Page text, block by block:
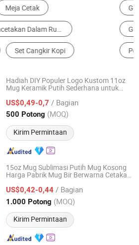
Gelas & Gelas Sekali Pakai
Gelas & Gelas Kaca
Perlengkapan Makan Sekali Pakai
Hadiah DIY Populer Logo Kustom 11oz
Mug Keramik Putih Sederhana untuk
US$0,49-0,7 / Bagian
500 Potong (MOQ)
Kirim Permintaan
Development Limited
Harga mulai 2020
15oz Mug Sublimasi Putih Mug Kosong
Harga Pabrik Mug Bir Berwarna Cetakan
Sublimasi Putih
US$0,42-0,44 / Bagian
1.000 Potong (MOQ)
Kirim Permintaan
Products Co., Ltd.
Harga mulai 2025